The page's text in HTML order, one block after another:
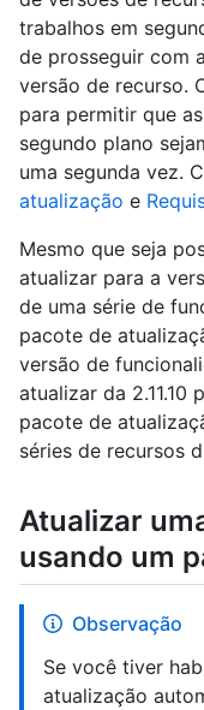
trabalhos em
de prosseguir com
versão de recurso.
para permitir que
segundo plano
uma segunda vez.
atualização e
Mesmo que seja
atualizar para a
de uma série de
pacote de
versão de
atualizar da 2.11.10
pacote de
séries de recursos
Atualizar
usando um
Observação
Se você tiver
atualização